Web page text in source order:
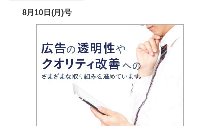
8月10日(月)号